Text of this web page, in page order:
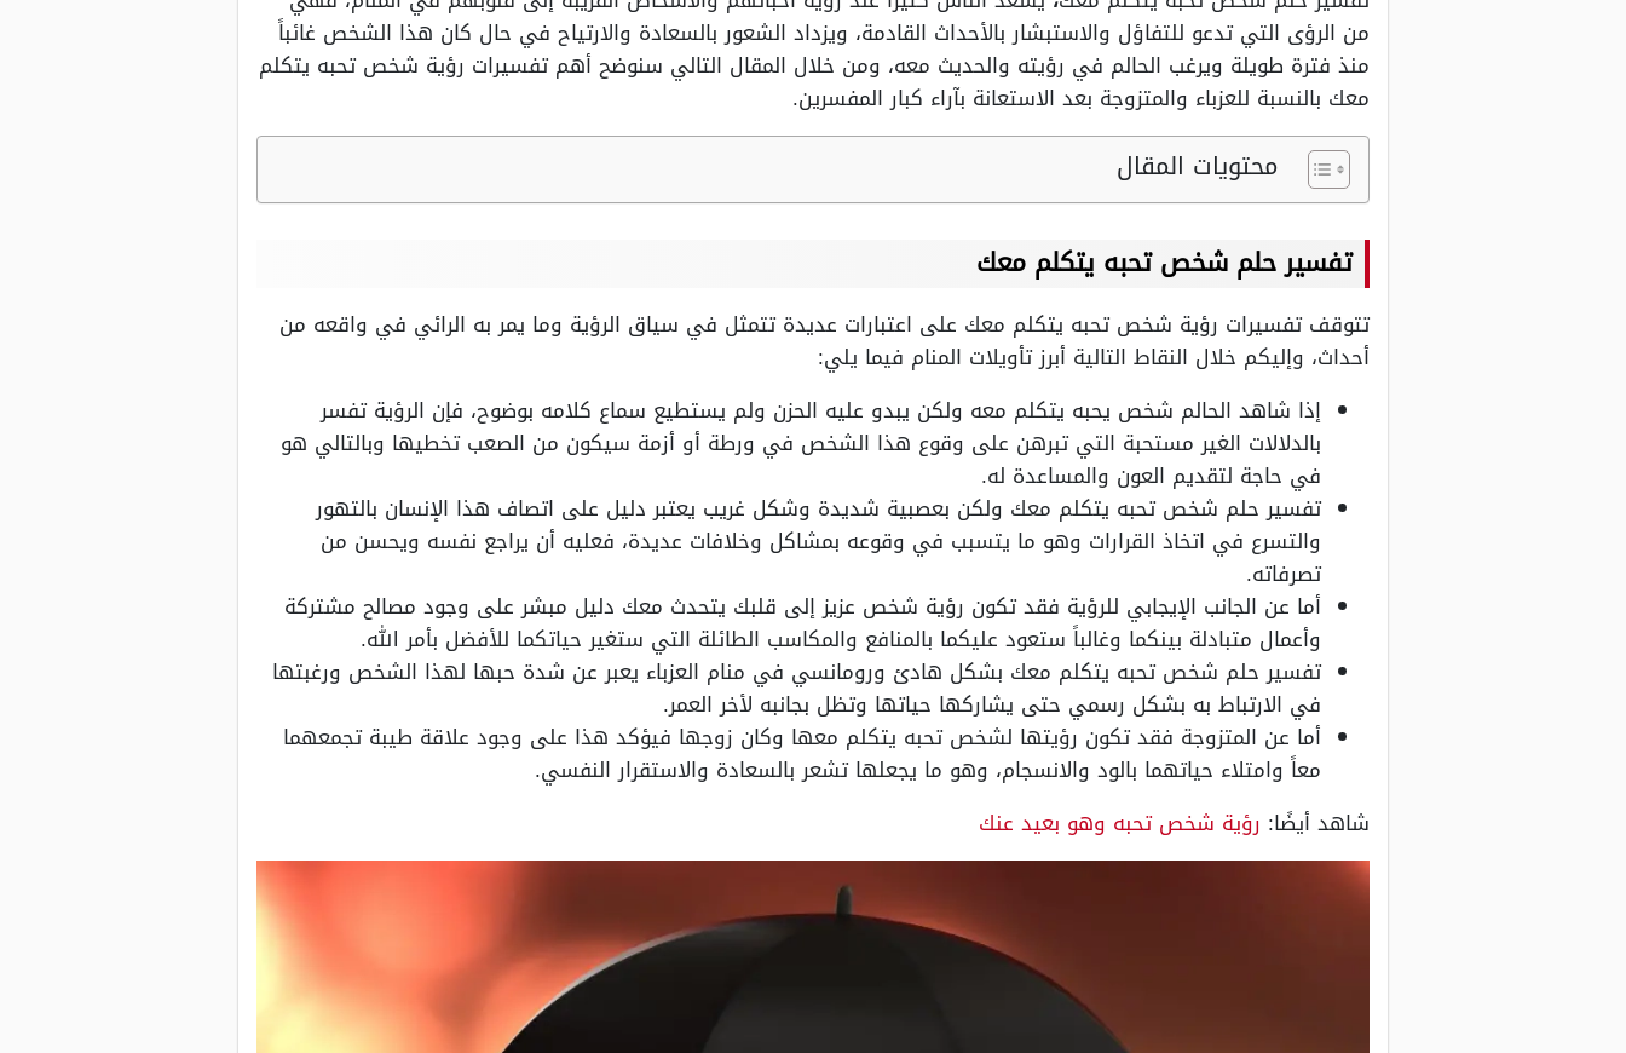
من الرؤى التي تدعو للتفاؤل والاستبشار بالأحداث القادمة، ويزداد الشعور بالسعادة والارتياح في حال كان هذا الشخص غائباً
منذ فترة طويلة ويرغب الحالم في رؤيته والحديث معه، ومن خلال المقال التالي سنوضح أهم تفسيرات رؤية شخص تحبه يتكلم
معك بالنسبة للعزباء والمتزوجة بعد الاستعانة بآراء كبار المفسرين.
محتويات المقال
تفسير حلم شخص تحبه يتكلم معك
تتوقف تفسيرات رؤية شخص تحبه يتكلم معك على اعتبارات عديدة تتمثل في سياق الرؤية وما يمر به الرائي في واقعه من
أحداث، وإليكم خلال النقاط التالية أبرز تأويلات المنام فيما يلي:
إذا شاهد الحالم شخص يحبه يتكلم معه ولكن يبدو عليه الحزن ولم يستطيع سماع كلامه بوضوح، فإن الرؤية تفسر
بالدلالات الغير مستحبة التي تبرهن على وقوع هذا الشخص في ورطة أو أزمة سيكون من الصعب تخطيها وبالتالي هو
في حاجة لتقديم العون والمساعدة له.
تفسير حلم شخص تحبه يتكلم معك ولكن بعصبية شديدة وشكل غريب يعتبر دليل على اتصاف هذا الإنسان بالتهور
والتسرع في اتخاذ القرارات وهو ما يتسبب في وقوعه بمشاكل وخلافات عديدة، فعليه أن يراجع نفسه ويحسن من
تصرفاته.
أما عن الجانب الإيجابي للرؤية فقد تكون رؤية شخص عزيز إلى قلبك يتحدث معك دليل مبشر على وجود مصالح مشتركة
وأعمال متبادلة بينكما وغالباً ستعود عليكما بالمنافع والمكاسب الطائلة التي ستغير حياتكما للأفضل بأمر الله.
تفسير حلم شخص تحبه يتكلم معك بشكل هادئ ورومانسي في منام العزباء يعبر عن شدة حبها لهذا الشخص ورغبتها
في الارتباط به بشكل رسمي حتى يشاركها حياتها وتظل بجانبه لأخر العمر.
أما عن المتزوجة فقد تكون رؤيتها لشخص تحبه يتكلم معها وكان زوجها فيؤكد هذا على وجود علاقة طيبة تجمعهما
معاً وامتلاء حياتهما بالود والانسجام، وهو ما يجعلها تشعر بالسعادة والاستقرار النفسي.
شاهد أيضًا: رؤية شخص تحبه وهو بعيد عنك